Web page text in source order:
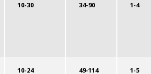
10-30 34-90 1-4
10-24 49-114 1-5